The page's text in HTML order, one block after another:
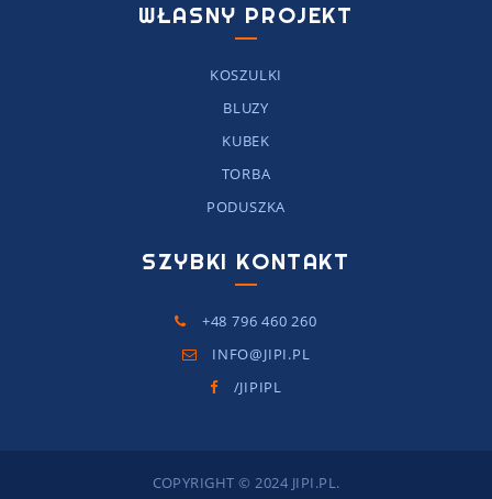
WŁASNY PROJEKT
KOSZULKI
BLUZY
KUBEK
TORBA
PODUSZKA
SZYBKI KONTAKT
+48 796 460 260
INFO@JIPI.PL
/JIPIPL
COPYRIGHT © 2024 JIPI.PL.